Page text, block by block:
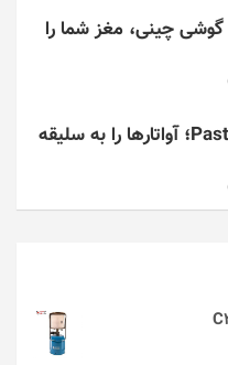
چینی، مغز شما را
بازی/ Pastel Friends؛ آواتارها را به سلیقه